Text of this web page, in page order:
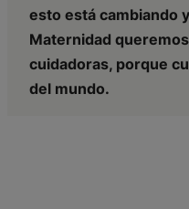
esto está cambiando
Maternidad
cuidadoras, porque
del mundo.